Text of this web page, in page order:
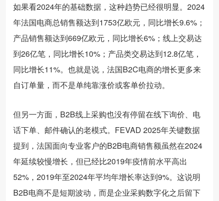
如果看2024年的基础数据，这种趋势已经很明显。2024
年法国电商总销售额达到1753亿欧元，同比增长9.6%；
产品销售额达到669亿欧元，同比增长6%；线上交易达
到26亿笔，同比增长10%；产品类交易达到12.8亿笔，
同比增长11%。也就是说，法国B2C电商的增长更多来
自订单量，而不是单纯靠涨价或客单价拉动。
但另一方面，B2B线上采购也没有停留在线下询价、电
话下单、邮件确认的老模式。FEVAD 2025年关键数据
提到，法国面向专业客户的B2B电商销售额虽然在2024
年延续较慢增长，但已经比2019年疫情前水平高出
52%，2019年至2024年平均年增长率达到9%。这说明
B2B电商不是短期波动，而是企业采购数字化之后留下